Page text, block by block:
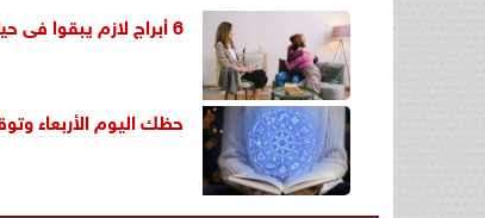
6 أبراج لازم يبقوا فى حياتك لو بتدور على السند.. الثور مخلص والحمل مسئول
حظك اليوم الأربعاء و